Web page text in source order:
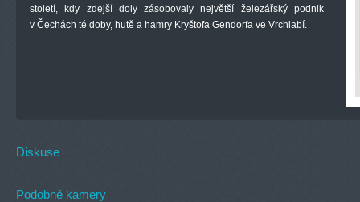
století, kdy zdejší doly zásobovaly největší železářský podnik
v Čechách té doby, hutě a hamry Kryštofa Gendorfa ve Vrchlabí.
Diskuse
Podobné kamery